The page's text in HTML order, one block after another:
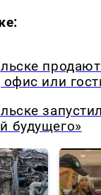
офис или
будущего»